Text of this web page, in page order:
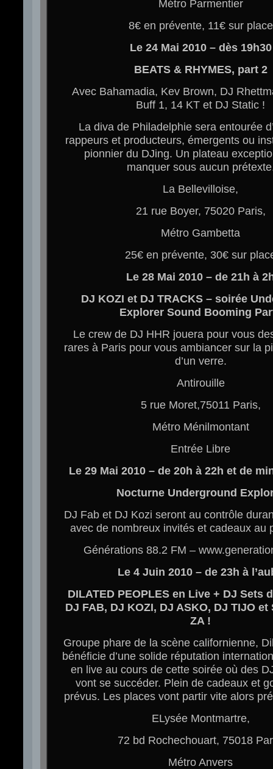
Métro Parmentier
8€ en prévente, 11€ sur place
Le 24 Mai 2010 – dès 19h30
BEATS & RHYMES, part 2
Avec Bahamadia, Kev Brown, DJ
Buff 1, 14 KT et DJ Static !
La diva de Philadelphie sera entourée
rappeurs et producteurs, émergents ou
pionnier du DJing. Un plateau
manquer sous aucun
La Bellevilloise,
21 rue Boyer, 75020 Paris,
Métro Gambetta
25€ en prévente, 30€ sur
Le 28 Mai 2010 – de 21h à
DJ KOZI et DJ TRACKS – soirée
Explorer Sound Booming
Le crew de DJ HHR jouera pour vous
rares à Paris pour vous ambiancer sur la
d’un verre.
Antirouille
5 rue Moret,75011 Paris,
Métro Ménilmontant
Entrée Libre
Le 29 Mai 2010 – de 20h à 22h et de
Nocturne Underground
DJ Fab et DJ Kozi seront au contrôle
avec de nombreux invités et cadeaux au
Générations 88.2 FM –
Le 4 Juin 2010 – de 23h à
DILATED PEOPLES en Live + DJ Sets
DJ FAB, DJ KOZI, DJ ASKO, DJ TIJO et
ZA !
Groupe phare de la scène californienne,
bénéficie d’une solide réputation
en live au cours de cette soirée où des
vont se succéder. Plein de cadeaux et
prévus. Les places vont partir vite alors
ELysée Montmartre,
72 bd Rochechouart, 75018
Métro Anvers